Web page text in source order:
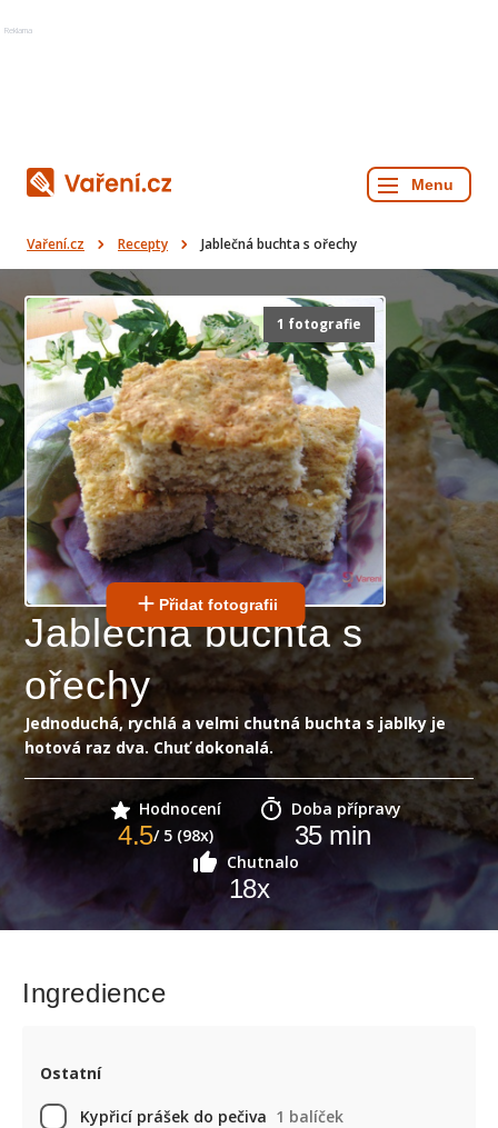
Reklama
Vaření.cz Recepty Jablečná buchta s ořechy
1 fotografie
Přidat fotografii
Jablečná buchta s
ořechy
Jednoduchá, rychlá a velmi chutná buchta s jablky je
hotová raz dva. Chuť dokonalá.
Hodnocení
4.5/ 5 (98x)
Doba přípravy
35min
Chutnalo
18x
Ingredience
Ostatní
Kypřicí prášek do pečiva 1 balíček